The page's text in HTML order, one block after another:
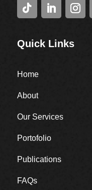
Quick Links
Home
About
Our Services
Portofolio
Publications
FAQs